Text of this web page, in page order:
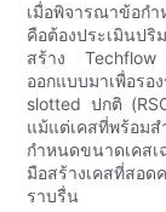
เมื่อพิจารณาข้อก
คือต้องประเมินป
สร้าง Techflow
ออกแบบมาเพื่อร
slotted ปกติ
แม้แต่เคสที่พร้อมส
กำหนดขนาดเคส
มือสร้างเคสที่สอ
ราบรื่น